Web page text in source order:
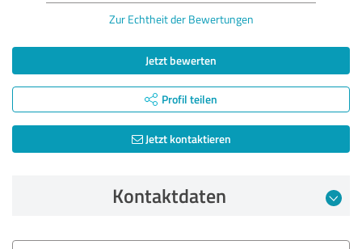
Zur Echtheit der Bewertungen
Jetzt bewerten
Profil teilen
Jetzt kontaktieren
Kontaktdaten